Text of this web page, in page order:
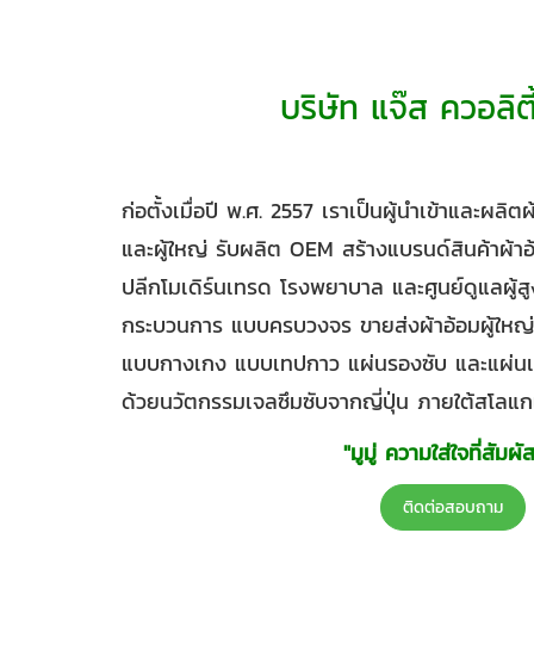
บริษัท แจ๊ส ควอลิ
ก่อตั้งเมื่อปี พ.ศ. 2557 เราเป็นผู้นำเข้าและผลิต
และผู้ใหญ่ รับผลิต OEM สร้างแบรนด์สินค้าผ้า
ปลีกโมเดิร์นเทรด โรงพยาบาล และศูนย์ดูแล
กระบวนการ แบบครบวงจร ขายส่งผ้าอ้อมผู้ให
แบบกางเกง แบบเทปกาว แผ่นรองซับ และแผ่
ด้วยนวัตกรรมเจลซึมซับจากญี่ปุ่น ภายใต้สโลแ
"มูมู่ ความใส่ใจที่สัมผั
ติดต่อสอบถาม